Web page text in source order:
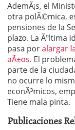
AdemÃ¡s, el
otra polÃ©mica,
pensiones de la
plazo. La Ãºltima
pasa poralargar
aÃ±os. El
parte de la
no ocurre lo
econÃ³micos,
Tiene mala pinta.
Publicaciones